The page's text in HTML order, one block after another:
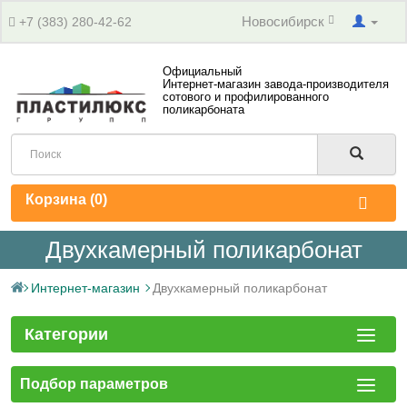
+7 (383) 280-42-62 Новосибирск
Официальный
Интернет-магазин завода-производителя
сотового и профилированного
поликарбоната
Корзина (0)
Двухкамерный поликарбонат
Интернет-магазин Двухкамерный поликарбонат
Категории
Подбор параметров